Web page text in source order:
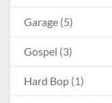
Garage (5)
Gospel (3)
Hard Bop (1)